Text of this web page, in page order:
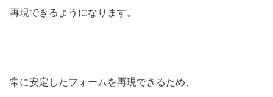
再現できるようになります。
常に安定したフォームを再現できるため、